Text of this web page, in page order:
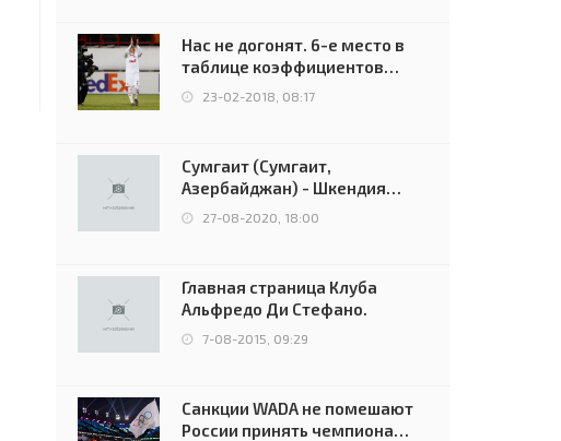
Нас не догонят. 6-е место в
таблице коэффициентов
УЕФА остаётся за Россией
23-02-2018, 08:17
Сумгаит (Сумгаит,
Азербайджан) - Шкендия
(Тетово, Северная
Македония) - 0:2 (0:0)
27-08-2020, 18:00
Главная страница Клуба
Альфредо Ди Стефано.
7-08-2015, 09:29
Санкции WADA не помешают
России принять чемпионат